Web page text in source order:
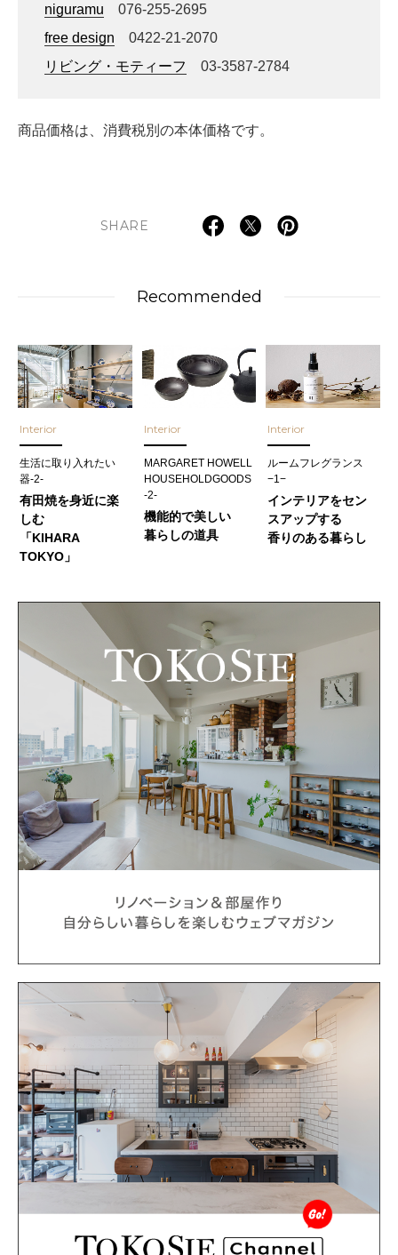
niguramu 076-255-2695
free design 0422-21-2070
リビング・モティーフ
03-3587-2784
商品価格は、消費税別の本体価格です。
SHARE
Recommended
Interior
生活に取り入れたい
器-2-
有田焼を身近に楽
しむ
「KIHARA
TOKYO」
Interior
MARGARET HOWELL
HOUSEHOLDGOODS
-2-
機能的で美しい
暮らしの道具
Interior
ルームフレグランス
−1−
インテリアをセン
スアップする
香りのある暮らし